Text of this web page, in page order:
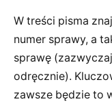
W treści pisma
numer sprawy, a
sprawę
odręcznie).
zawsze będzie to